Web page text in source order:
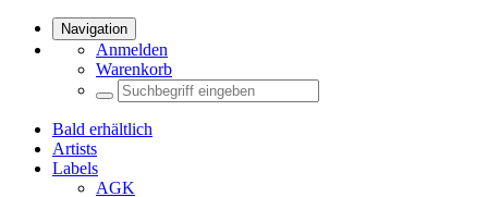
Navigation
Anmelden
Warenkorb
Bald erhältlich
Artists
Labels
AGK